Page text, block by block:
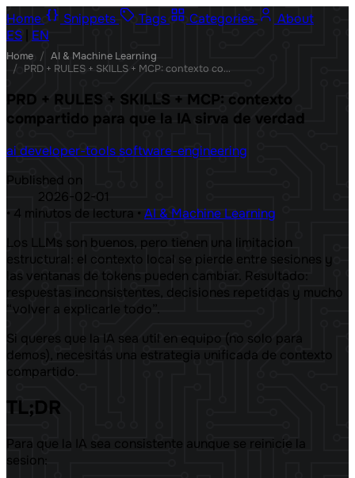
Home Snippets Tags Categories
About
ES
EN
Home / AI & Machine Learning
/
PRD + RULES + SKILLS + MCP: contexto compartido para que la IA sirva de verdad
PRD + RULES + SKILLS + MCP: contexto
compartido para que la IA sirva de verdad
ai developer-tools software-engineering
Published on
2026-02-01
• 4 minutos de lectura • AI & Machine Learning
Los LLMs son buenos, pero tienen una limitacion
estructural: el contexto local se pierde entre sesiones y
las ventanas de tokens pueden cambiar. Resultado:
respuestas inconsistentes, decisiones repetidas y mucho
“volver a explicarle todo”.
Si queres que la IA sea util en equipo (no solo para
demos), necesitás una estrategia unificada de contexto
compartido.
TL;DR
Para que la IA sea consistente aunque se reinicie la
sesion: